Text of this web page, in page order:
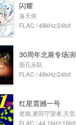
闪耀
洛天依
FLAC / 48kHz/24bit
面孔乐队
FLAC / 48kHz/24bit
红星震撼一号
FLAC / 44.1kHz/16bit